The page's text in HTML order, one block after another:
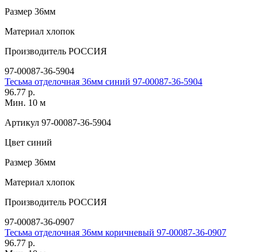
Размер 36мм
Материал хлопок
Производитель РОССИЯ
97-00087-36-5904
Тесьма отделочная 36мм синий 97-00087-36-5904
96.77 р.
Мин. 10 м
Артикул 97-00087-36-5904
Цвет синий
Размер 36мм
Материал хлопок
Производитель РОССИЯ
97-00087-36-0907
Тесьма отделочная 36мм коричневый 97-00087-36-0907
96.77 р.